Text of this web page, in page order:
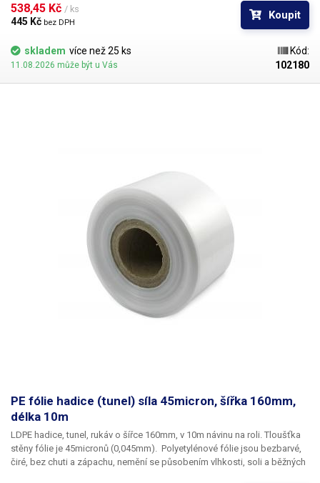
odolné proti mrazu a vlhkosti. Fólie je vhodná pro výrobu pytlů, sáčků a
obalů jakéhokoliv zboží. PE fólie jsou zdravotně nezávadné, 100%
recyklovatelné a jsou vhodné i pro balení potravin (certifikát k
dispozici). Jako obalový prostředek splňují požadavky zákona č.
477/2001 Sb. (zákon o obalech). Ideální pro svařování všemi impulsními
svářečkami z naší nabídky. Cena je za roli 200 metrů. Materiál: LD-PE
(Low Density Polyethylen) Tloušťka materiálu: 45micron (0,045mm)*2
538,45 Kč / ks
445 Kč bez DPH
Koupit
skladem více než 25 ks
11.08.2026 může být u Vás
Kód:
102180
PE fólie hadice (tunel) síla 45micron, šířka 160mm,
délka 10m
LDPE hadice, tunel, rukáv o šířce 160mm, v 10m návinu na roli. Tloušťka
stěny fólie je 45micronů (0,045mm). ​Polyetylénové fólie jsou bezbarvé,
čiré, bez chuti a zápachu, nemění se působením vlhkosti, soli a běžných